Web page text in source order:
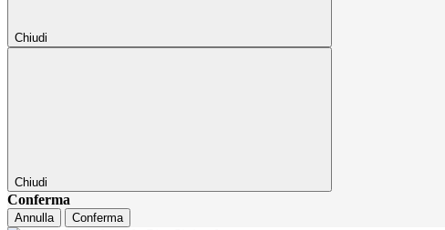
Chiudi
Chiudi
Conferma
Annulla Conferma